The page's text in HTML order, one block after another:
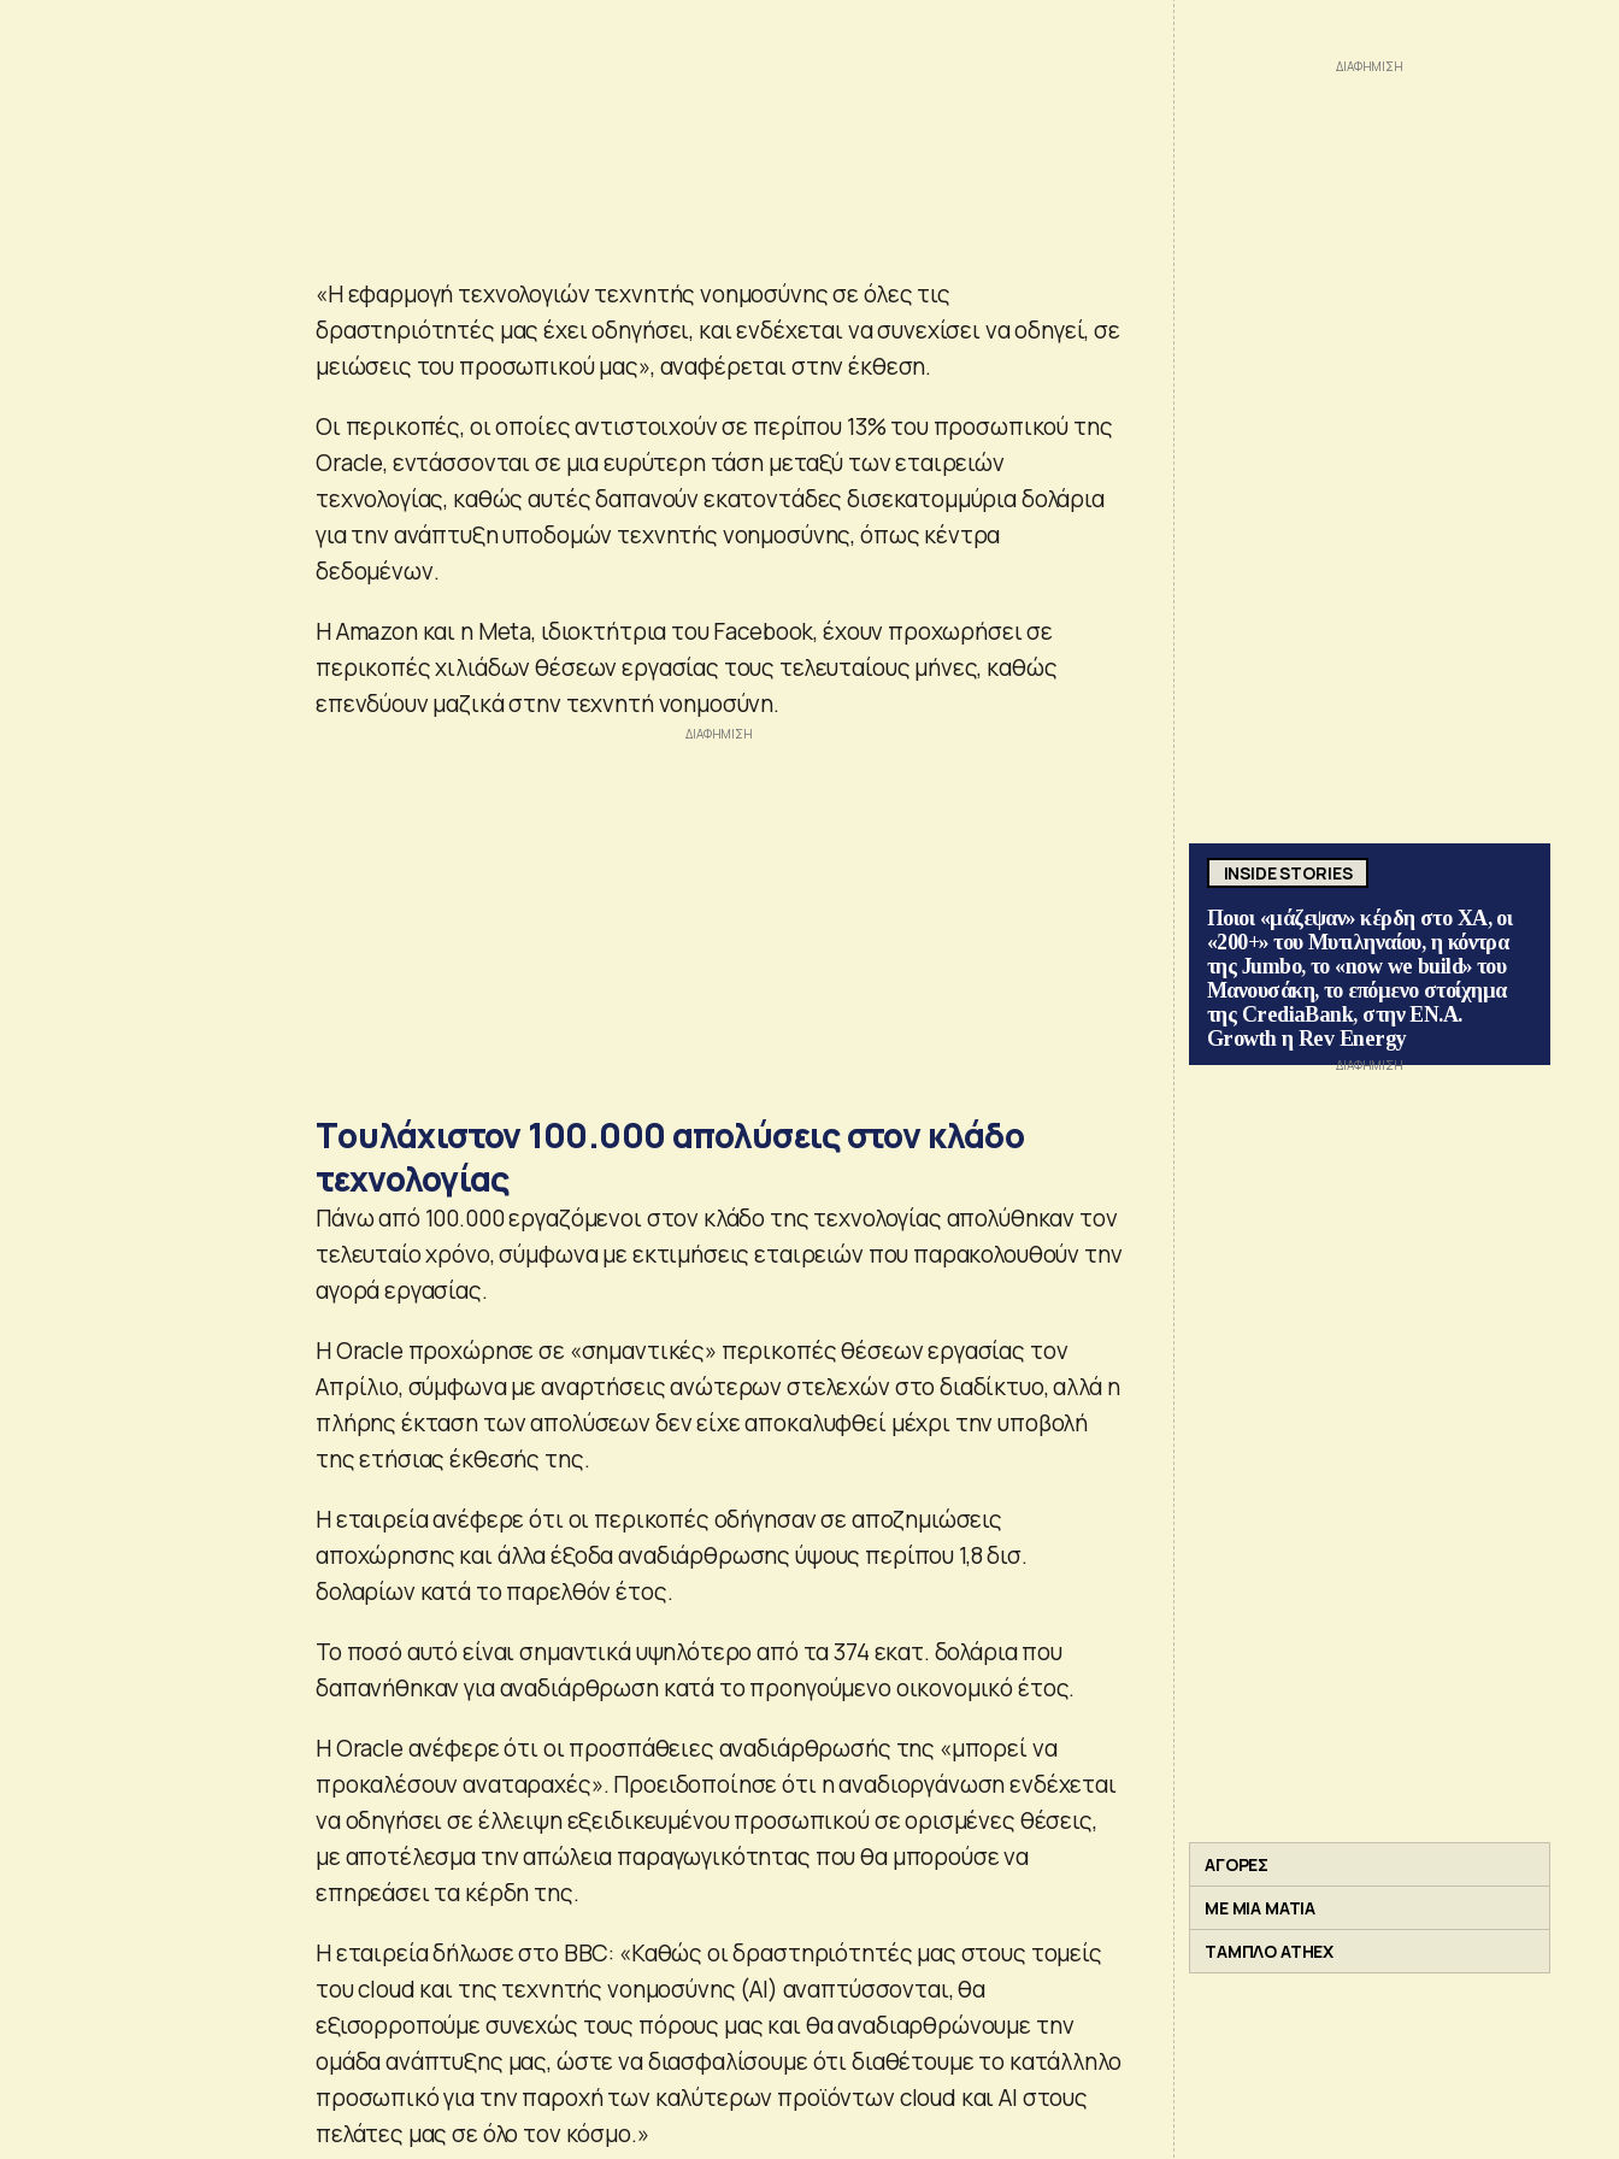
«Η εφαρμογή τεχνολογιών τεχνητής νοημοσύνης σε όλες τις
δραστηριότητές μας έχει οδηγήσει, και ενδέχεται να συνεχίσει να οδηγεί, σε
μειώσεις του προσωπικού μας», αναφέρεται στην έκθεση.
Οι περικοπές, οι οποίες αντιστοιχούν σε περίπου 13% του προσωπικού της
Oracle, εντάσσονται σε μια ευρύτερη τάση μεταξύ των εταιρειών
τεχνολογίας, καθώς αυτές δαπανούν εκατοντάδες δισεκατομμύρια δολάρια
για την ανάπτυξη υποδομών τεχνητής νοημοσύνης, όπως κέντρα
δεδομένων.
Η Amazon και η Meta, ιδιοκτήτρια του Facebook, έχουν προχωρήσει σε
περικοπές χιλιάδων θέσεων εργασίας τους τελευταίους μήνες, καθώς
επενδύουν μαζικά στην τεχνητή νοημοσύνη.
Tουλάχιστον 100.000 απολύσεις στον κλάδο
τεχνολογίας
Πάνω από 100.000 εργαζόμενοι στον κλάδο της τεχνολογίας απολύθηκαν τον
τελευταίο χρόνο, σύμφωνα με εκτιμήσεις εταιρειών που παρακολουθούν την
αγορά εργασίας.
Η Oracle προχώρησε σε «σημαντικές» περικοπές θέσεων εργασίας τον
Απρίλιο, σύμφωνα με αναρτήσεις ανώτερων στελεχών στο διαδίκτυο, αλλά η
πλήρης έκταση των απολύσεων δεν είχε αποκαλυφθεί μέχρι την υποβολή
της ετήσιας έκθεσής της.
Η εταιρεία ανέφερε ότι οι περικοπές οδήγησαν σε αποζημιώσεις
αποχώρησης και άλλα έξοδα αναδιάρθρωσης ύψους περίπου 1,8 δισ.
δολαρίων κατά το παρελθόν έτος.
Το ποσό αυτό είναι σημαντικά υψηλότερο από τα 374 εκατ. δολάρια που
δαπανήθηκαν για αναδιάρθρωση κατά το προηγούμενο οικονομικό έτος.
Η Oracle ανέφερε ότι οι προσπάθειες αναδιάρθρωσής της «μπορεί να
προκαλέσουν αναταραχές». Προειδοποίησε ότι η αναδιοργάνωση ενδέχεται
να οδηγήσει σε έλλειψη εξειδικευμένου προσωπικού σε ορισμένες θέσεις,
με αποτέλεσμα την απώλεια παραγωγικότητας που θα μπορούσε να
επηρεάσει τα κέρδη της.
Η εταιρεία δήλωσε στο BBC: «Καθώς οι δραστηριότητές μας στους τομείς
του cloud και της τεχνητής νοημοσύνης (AI) αναπτύσσονται, θα
εξισορροπούμε συνεχώς τους πόρους μας και θα αναδιαρθρώνουμε την
ομάδα ανάπτυξης μας, ώστε να διασφαλίσουμε ότι διαθέτουμε το κατάλληλο
προσωπικό για την παροχή των καλύτερων προϊόντων cloud και AI στους
πελάτες μας σε όλο τον κόσμο.»
INSIDE STORIES
Ποιοι «μάζεψαν» κέρδη στο ΧΑ, οι
«200+» του Μυτιληναίου, η κόντρα
της Jumbo, το «now we build» του
Μανουσάκη, το επόμενο στοίχημα
της CrediaBank, στην ΕΝ.Α.
Growth η Rev Energy
ΑΓΟΡΕΣ
ΜΕ ΜΙΑ ΜΑΤΙΑ
ΤΑΜΠΛΟ ATHEX